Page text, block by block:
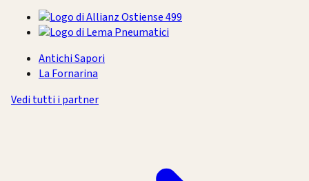
Antichi Sapori
La Fornarina
Vedi tutti i partner